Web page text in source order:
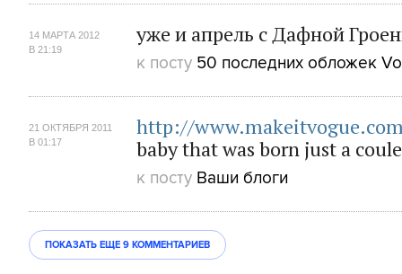
уже и апрель с Дафной
14 МАРТА 2012
В 21:19
к посту 50 последних обложек
http://
baby that was born just a
21 ОКТЯБРЯ 2011
В 01:17
к посту Ваши блоги
ПОКАЗАТЬ ЕЩЕ 9 КОММЕНТАРИЕВ